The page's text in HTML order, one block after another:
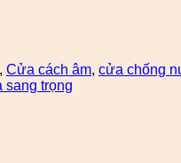
, Cửa cách âm, cửa chống
sang trọng